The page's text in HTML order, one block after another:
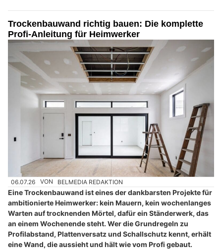
Trockenbauwand richtig bauen: Die komplette
Profi-Anleitung für Heimwerker
06.07.26 VON BELMEDIA REDAKTION
Eine Trockenbauwand ist eines der dankbarsten Projekte für
ambitionierte Heimwerker: kein Mauern, kein wochenlanges
Warten auf trocknenden Mörtel, dafür ein Ständerwerk, das
an einem Wochenende steht. Wer die Grundregeln zu
Profilabstand, Plattenversatz und Schallschutz kennt, erhält
eine Wand, die aussieht und hält wie vom Profi gebaut.